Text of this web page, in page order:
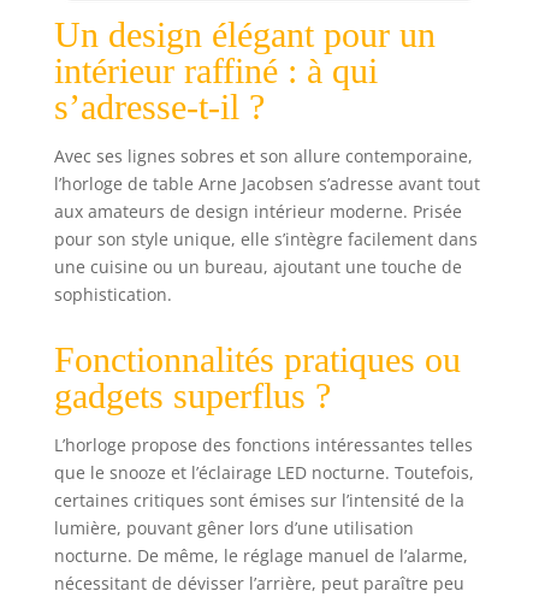
Un design élégant pour un
intérieur raffiné : à qui
s’adresse-t-il ?
Avec ses lignes sobres et son allure contemporaine,
l’horloge de table Arne Jacobsen s’adresse avant tout
aux amateurs de design intérieur moderne. Prisée
pour son style unique, elle s’intègre facilement dans
une cuisine ou un bureau, ajoutant une touche de
sophistication.
Fonctionnalités pratiques ou
gadgets superflus ?
L’horloge propose des fonctions intéressantes telles
que le snooze et l’éclairage LED nocturne. Toutefois,
certaines critiques sont émises sur l’intensité de la
lumière, pouvant gêner lors d’une utilisation
nocturne. De même, le réglage manuel de l’alarme,
nécessitant de dévisser l’arrière, peut paraître peu